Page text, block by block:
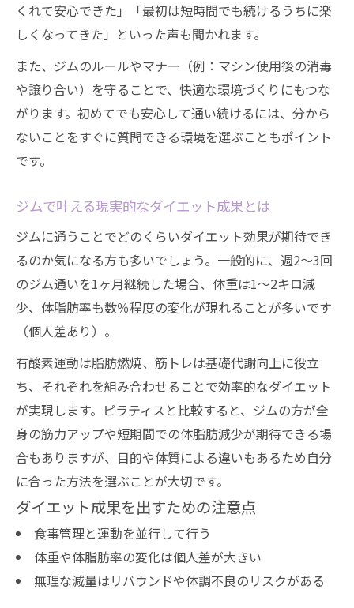
くれて安心できた」「最初は短時間でも続けるうちに楽
しくなってきた」といった声も聞かれます。
また、ジムのルールやマナー（例：マシン使用後の消毒
や譲り合い）を守ることで、快適な環境づくりにもつな
がります。初めてでも安心して通い続けるには、分から
ないことをすぐに質問できる環境を選ぶこともポイント
です。
ジムで叶える現実的なダイエット成果とは
ジムに通うことでどのくらいダイエット効果が期待でき
るのか気になる方も多いでしょう。一般的に、週2～3回
のジム通いを1ヶ月継続した場合、体重は1～2キロ減
少、体脂肪率も数％程度の変化が現れることが多いです
（個人差あり）。
有酸素運動は脂肪燃焼、筋トレは基礎代謝向上に役立
ち、それぞれを組み合わせることで効率的なダイエット
が実現します。ピラティスと比較すると、ジムの方が全
身の筋力アップや短期間での体脂肪減少が期待できる場
合もありますが、目的や体質による違いもあるため自分
に合った方法を選ぶことが大切です。
ダイエット成果を出すための注意点
食事管理と運動を並行して行う
体重や体脂肪率の変化は個人差が大きい
無理な減量はリバウンドや体調不良のリスクがある